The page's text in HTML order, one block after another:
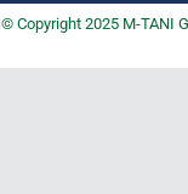
© Copyright 2025 M-TANI